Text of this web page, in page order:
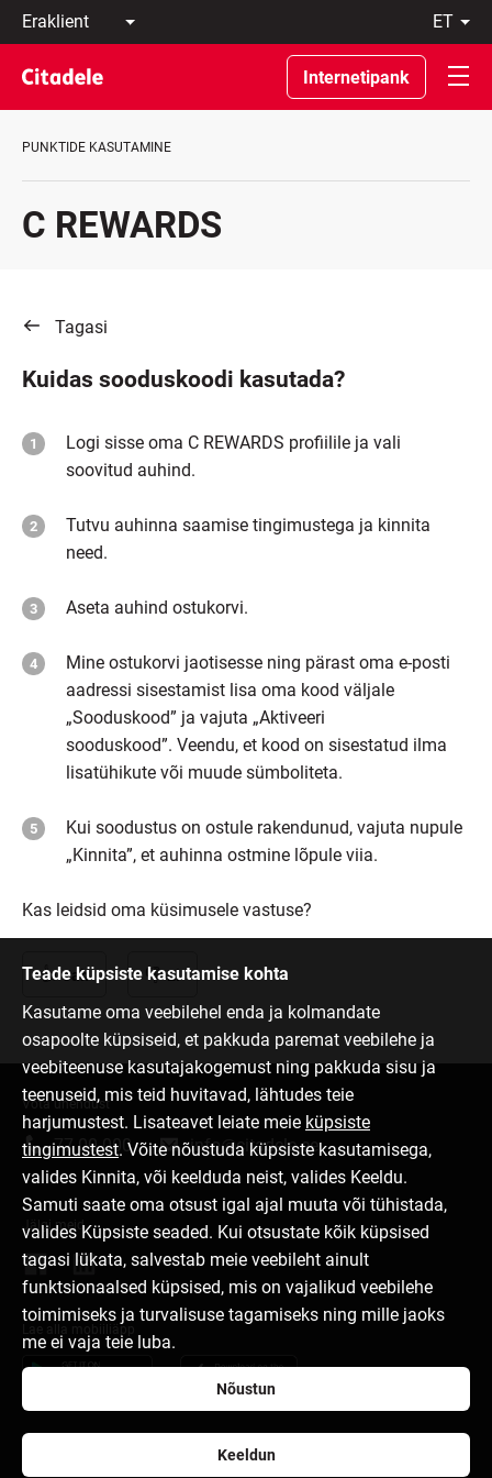
Eraklient
Äriklient
Pangast
C
REWARDS
et
Eesti
По-
русски
In
Internetipank
PUNKTIDE KASUTAMINE
C REWARDS
Tagasi
Kuidas sooduskoodi kasutada?
Logi sisse oma C REWARDS profiilile ja vali
soovitud auhind.
Tutvu auhinna saamise tingimustega ja kinnita
need.
Aseta auhind ostukorvi.
Mine ostukorvi jaotisesse ning pärast oma e-posti
aadressi sisestamist lisa oma kood väljale
„Sooduskood” ja vajuta „Aktiveeri
sooduskood”. Veendu, et kood on sisestatud ilma
lisatühikute või muude sümboliteta.
Kui soodustus on ostule rakendunud, vajuta nupule
„Kinnita”, et auhinna ostmine lõpule viia.
Kas leidsid oma küsimusele vastuse?
Jah Ei
Teade küpsiste kasutamise kohta
Kasutame oma veebilehel enda ja kolmandate
osapoolte küpsiseid, et pakkuda paremat veebilehe ja
veebiteenuse kasutajakogemust ning pakkuda sisu ja
teenuseid, mis teid huvitavad, lähtudes teie
harjumustest. Lisateavet leiate meie küpsiste
tingimustest. Võite nõustuda küpsiste kasutamisega,
valides Kinnita, või keelduda neist, valides Keeldu.
Samuti saate oma otsust igal ajal muuta või tühistada,
valides Küpsiste seaded. Kui otsustate kõik küpsised
tagasi lükata, salvestab meie veebileht ainult
funktsionaalsed küpsised, mis on vajalikud veebilehe
toimimiseks ja turvalisuse tagamiseks ning mille jaoks
me ei vaja teie luba.
Nõustun
Keeldun
Võta ühendust
77 00 000 info@citadele.ee
Jälgi meid
Karjäär Kasutustingimused